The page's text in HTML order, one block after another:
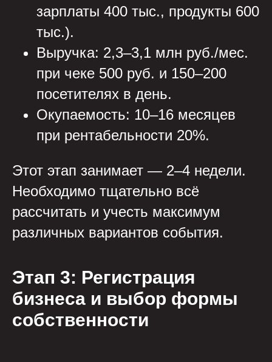
зарплаты 400 тыс., продукты 600
тыс.).
Выручка: 2,3–3,1 млн руб./мес.
при чеке 500 руб. и 150–200
посетителях в день.
Окупаемость: 10–16 месяцев
при рентабельности 20%.
Этот этап занимает — 2–4 недели.
Необходимо тщательно всё
рассчитать и учесть максимум
различных вариантов события.
Этап 3: Регистрация
бизнеса и выбор формы
собственности